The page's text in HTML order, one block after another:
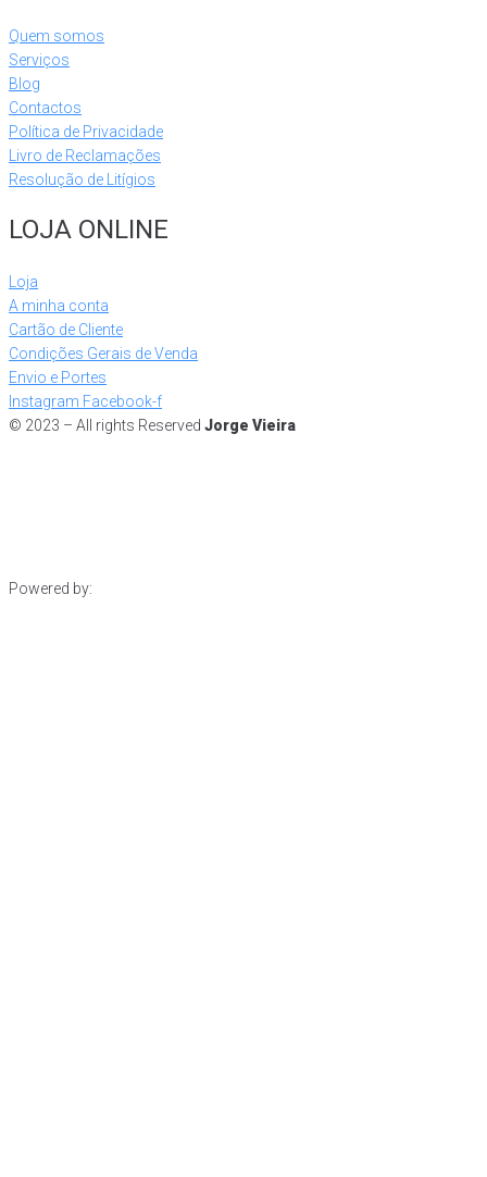
Quem somos
Serviços
Blog
Contactos
Política de Privacidade
Livro de Reclamações
Resolução de Litígios
LOJA ONLINE
Loja
A minha conta
Cartão de Cliente
Condições Gerais de Venda
Envio e Portes
Instagram Facebook-f
© 2023 – All rights Reserved Jorge Vieira
Powered by: